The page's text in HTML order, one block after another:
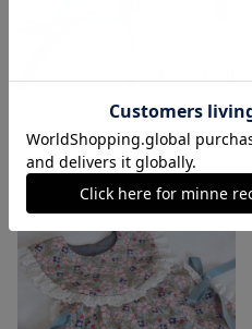
リバティのエプロンドレス
展示中